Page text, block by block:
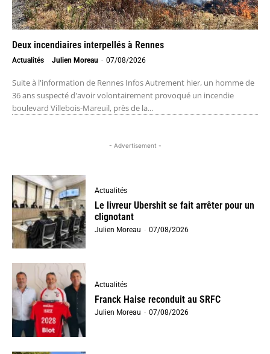
Deux incendiaires interpellés à Rennes
Actualités Julien Moreau - 07/08/2026
Suite à l'information de Rennes Infos Autrement hier, un homme de
36 ans suspecté d'avoir volontairement provoqué un incendie
boulevard Villebois-Mareuil, près de la...
- Advertisement -
Actualités
Le livreur Ubershit se fait arrêter pour un
clignotant
Julien Moreau - 07/08/2026
Actualités
Franck Haise reconduit au SRFC
Julien Moreau - 07/08/2026